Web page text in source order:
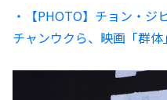
・【PHOTO】チョン・ジ
チャンウクら、映画「群